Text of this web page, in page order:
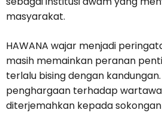
masyarakat.
HAWANA wajar menjadi
masih memainkan peranan
terlalu bising dengan
penghargaan terhadap
diterjemahkan kepada